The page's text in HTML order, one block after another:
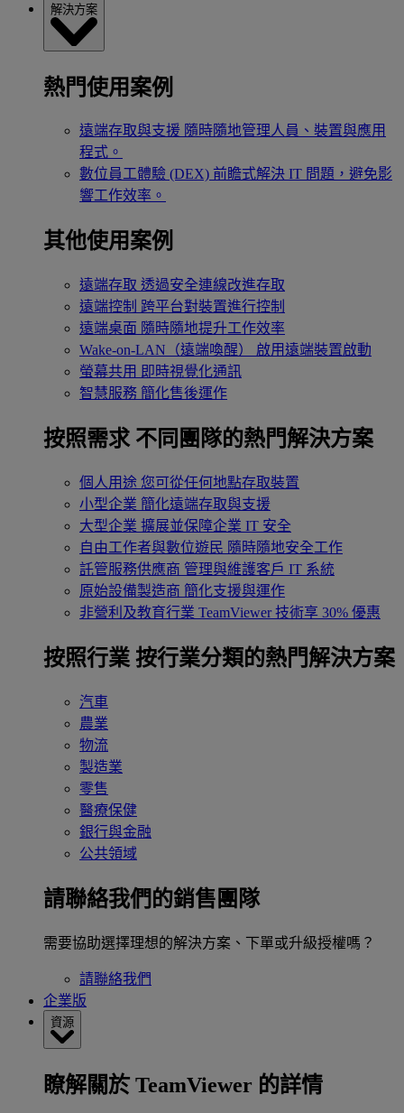
解決方案
熱門使用案例
遠端存取與支援 隨時隨地管理人員、裝置與應用
程式。
數位員工體驗 (DEX) 前瞻式解決 IT 問題，避免影
響工作效率。
其他使用案例
遠端存取 透過安全連線改進存取
遠端控制 跨平台對裝置進行控制
遠端桌面 隨時隨地提升工作效率
Wake-on-LAN（遠端喚醒）
啟用遠端裝置啟動
螢幕共用 即時視覺化通訊
智慧服務 簡化售後運作
按照需求 不同團隊的熱門解決方案
個人用途 您可從任何地點存取裝置
小型企業 簡化遠端存取與支援
大型企業 擴展並保障企業 IT 安全
自由工作者與數位遊民 隨時隨地安全工作
託管服務供應商 管理與維護客戶 IT 系統
原始設備製造商 簡化支援與運作
非營利及教育行業 TeamViewer 技術享 30% 優惠
按照行業 按行業分類的熱門解決方案
汽車
農業
物流
製造業
零售
醫療保健
銀行與金融
公共領域
請聯絡我們的銷售團隊
需要協助選擇理想的解決方案、下單或升級授權嗎？
請聯絡我們
企業版
資源
瞭解關於 TeamViewer 的詳情